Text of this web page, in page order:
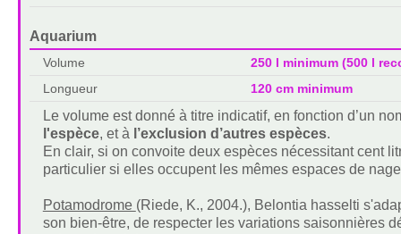
Aquarium
Volume
250 l minimum (500 l
Longueur
120 cm minimum
Le volume est donné à titre indicatif, en fonction d’un
l'espèce, et à l’exclusion d’autres espèces.
En clair, si on convoite deux espèces nécessitant cent
particulier si elles occupent les mêmes espaces de
Potamodrome (Riede, K., 2004.), Belontia hasselti
son bien-être, de respecter les variations saisonnières